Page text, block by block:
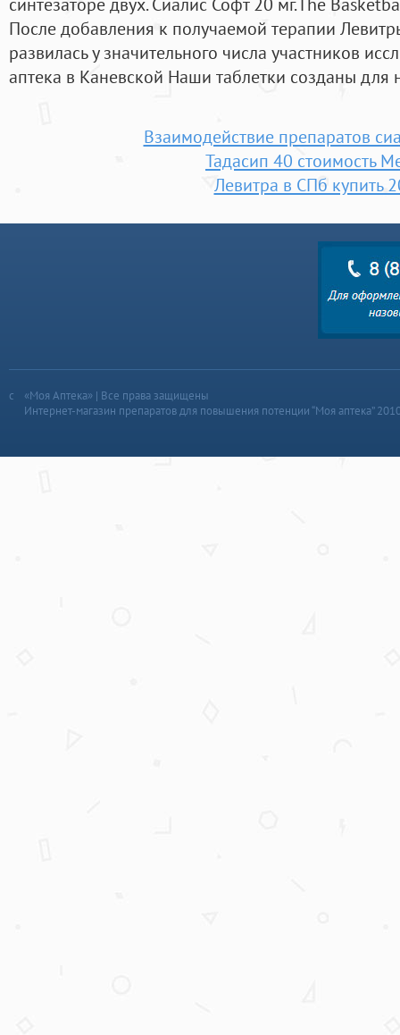
После добавления к получаемой терапии
развилась у значительного числа участников
аптека в Каневской Наши таблетки созданы для
Взаимодействие препаратов
Тадасип 40 стоимость
Левитра в СПб купить
«Моя Аптека» | Все права защищены
Интернет-магазин препаратов для повышения потенции “Моя аптека”